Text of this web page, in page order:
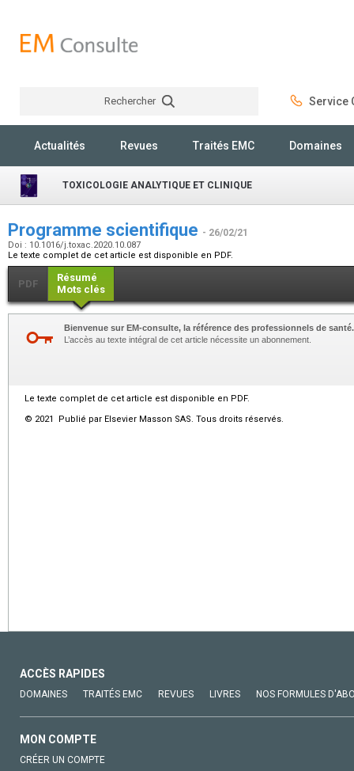
Rechercher Service
Actualités Revues Traités EMC Domaines
TOXICOLOGIE ANALYTIQUE ET CLINIQUE
Programme scientifique - 26/02/21
Doi : 10.1016/j.toxac.2020.10.087
Le texte complet de cet article est disponible en PDF.
PDF
Résumé
Mots clés
Bienvenue sur EM-consulte, la référence des professionnels de santé.
L’accès au texte intégral de cet article nécessite un abonnement.
Le texte complet de cet article est disponible en PDF.
© 2021 Publié par Elsevier Masson SAS. Tous droits réservés.
ACCÈS RAPIDES
DOMAINES TRAITÉS EMC REVUES LIVRES NOS FORMULES
MON COMPTE
CRÉER UN COMPTE